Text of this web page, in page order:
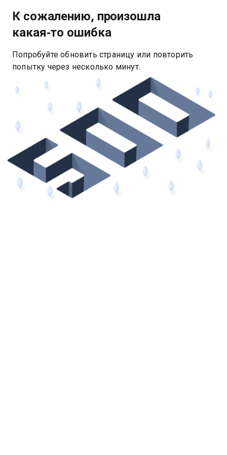
К сожалению, произошла
какая‑то ошибка
Попробуйте обновить страницу или повторить
попытку через несколько минут.